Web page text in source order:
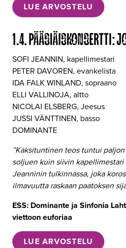
LUE ARVOSTELU
1.4. PÄÄSIÄISKONSERTTI:
SOFI JEANNIN, kapellimestari
PETER DAVOREN, evankelista
IDA FALK WINLAND, sopraano
ELLI VALLINOJA, altto
NICOLAI ELSBERG, Jeesus
JUSSI VÄNTTINEN, basso
DOMINANTE
”Kaksituntinen teos tuntui
soljuen kuin siivin kapellimestari
Jeanninin tulkinnassa, joka
ilmavuutta raskaan paatoksen
ESS: Dominante ja Sinfonia
viettoon euforiaa
LUE ARVOSTELU